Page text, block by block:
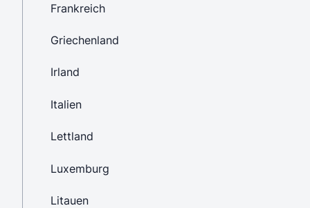
Frankreich
Griechenland
Irland
Italien
Lettland
Luxemburg
Litauen